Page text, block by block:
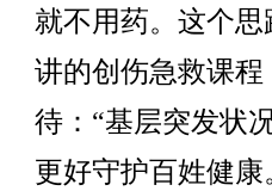
就不用药。这个
讲的创伤急救课
待：“基层突发状
更好守护百姓健康